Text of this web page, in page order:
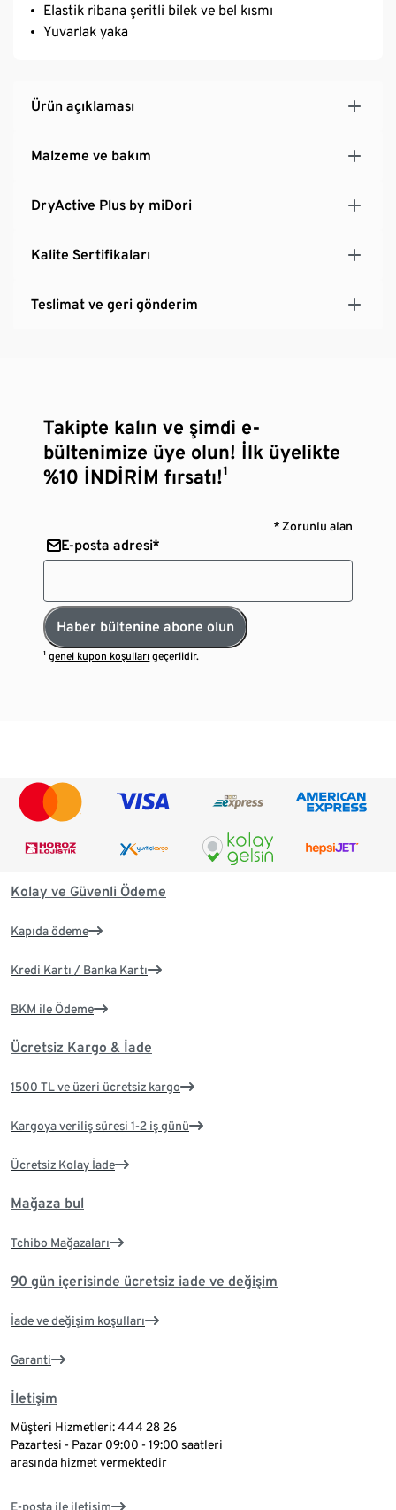
Elastik ribana şeritli bilek ve bel kısmı
Yuvarlak yaka
Ürün açıklaması
Malzeme ve bakım
DryActive Plus by miDori
Kalite Sertifikaları
Teslimat ve geri gönderim
Takipte kalın ve şimdi e-
bültenimize üye olun! İlk üyelikte
%10 İNDİRİM fırsatı!¹
* Zorunlu alan
E-posta adresi*
Haber bültenine abone olun
¹genel kupon koşulları geçerlidir.
Kolay ve Güvenli Ödeme
Kapıda ödeme
Kredi Kartı / Banka Kartı
BKM ile Ödeme
Ücretsiz Kargo & İade
1500 TL ve üzeri ücretsiz kargo
Kargoya veriliş süresi 1-2 iş günü
Ücretsiz Kolay İade
Mağaza bul
Tchibo Mağazaları
90 gün içerisinde ücretsiz iade ve değişim
İade ve değişim koşulları
Garanti
İletişim
Müşteri Hizmetleri: 444 28 26
Pazartesi - Pazar 09:00 - 19:00 saatleri
arasında hizmet vermektedir
E-posta ile iletişim